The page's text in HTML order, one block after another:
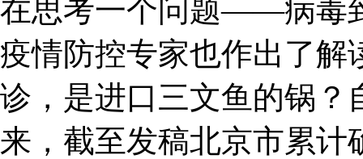
在思考一个问题——病毒
疫情防控专家也作出了解
诊，是进口三文鱼的锅？
来，截至发稿北京市累计